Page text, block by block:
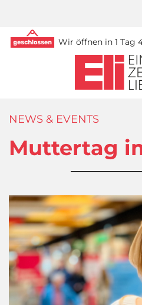
Wir öffnen in 1 Tag
NEWS & EVENTS
Muttertag